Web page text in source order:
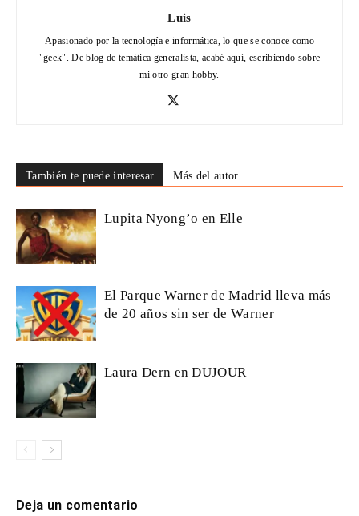
Luis
Apasionado por la tecnología e informática, lo que se conoce como
"geek". De blog de temática generalista, acabé aquí, escribiendo sobre
mi otro gran hobby.
También te puede interesar Más del autor
Lupita Nyong’o en Elle
El Parque Warner de Madrid lleva más
de 20 años sin ser de Warner
Laura Dern en DUJOUR
Deja un comentario